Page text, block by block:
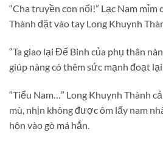
“Cha truyền con nối!” Lạc Nam mỉm
Thành đặt vào tay Long Khuynh
“Ta giao lại Đế Binh của phụ thân
giúp nàng có thêm sức mạnh đoạt lại
“Tiểu Nam…” Long Khuynh Thành
mù, nhịn không được ôm lấy nam
hôn vào gò má hắn.